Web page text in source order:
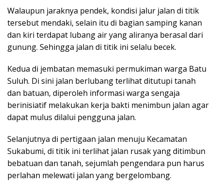
Walaupun jaraknya pendek, kondisi jalur jalan di titik
tersebut mendaki, selain itu di bagian samping kanan
dan kiri terdapat lubang air yang aliranya berasal dari
gunung. Sehingga jalan di titik ini selalu becek.
Kedua di jembatan memasuki permukiman warga Batu
Suluh. Di sini jalan berlubang terlihat ditutupi tanah
dan batuan, diperoleh informasi warga sengaja
berinisiatif melakukan kerja bakti menimbun jalan agar
dapat mulus dilalui pengguna jalan.
Selanjutnya di pertigaan jalan menuju Kecamatan
Sukabumi, di titik ini terlihat jalan rusak yang ditimbun
bebatuan dan tanah, sejumlah pengendara pun harus
perlahan melewati jalan yang bergelombang.